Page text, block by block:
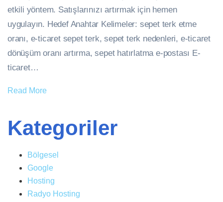
etkili yöntem. Satışlarınızı artırmak için hemen
uygulayın. Hedef Anahtar Kelimeler: sepet terk etme
oranı, e-ticaret sepet terk, sepet terk nedenleri, e-ticaret
dönüşüm oranı artırma, sepet hatırlatma e-postası E-
ticaret…
Read More
Kategoriler
Bölgesel
Google
Hosting
Radyo Hosting